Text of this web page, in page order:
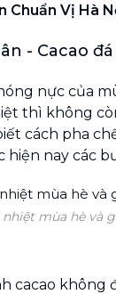
Chuẩn Vị Hà
- Cacao
nực của
thì không
cách pha
nay các
nhiệt mùa hè và
cacao không